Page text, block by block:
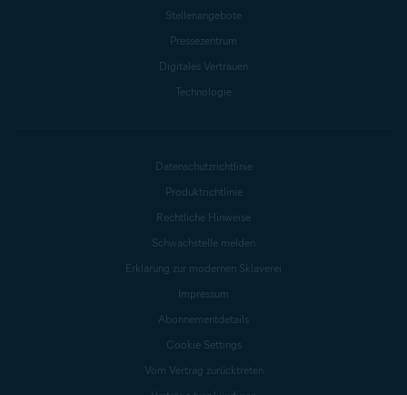
Stellenangebote
Pressezentrum
Digitales Vertrauen
Technologie
Datenschutzrichtlinie
Produktrichtlinie
Rechtliche Hinweise
Schwachstelle melden
Erklärung zur modernen Sklaverei
Impressum
Abonnementdetails
Cookie Settings
Vom Vertrag zurücktreten